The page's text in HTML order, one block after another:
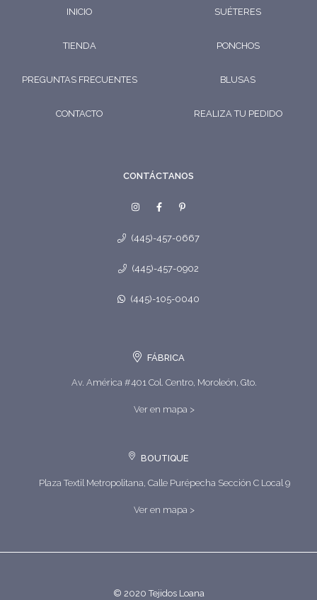
INICIO
TIENDA
PREGUNTAS FRECUENTES
CONTACTO
SUÉTERES
PONCHOS
BLUSAS
REALIZA TU PEDIDO
CONTÁCTANOS
(445)-457-0667
(445)-457-0902
(445)-105-0040
FÁBRICA
Av. América #401 Col. Centro, Moroleón, Gto.
Ver en mapa >
BOUTIQUE
Plaza Textil Metropolitana, Calle Purépecha Sección C Local 9
Ver en mapa >
© 2020 Tejidos Loana